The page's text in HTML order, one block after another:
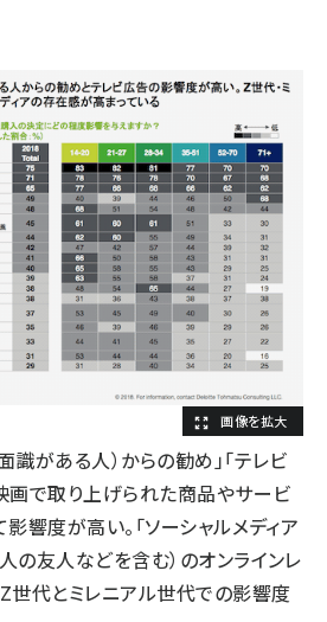
識がある人）からの勧め」「テレビ
画で取り上げられた商品やサービ
響度が高い。「ソーシャルメディア
の友人などを含む）のオンラインレ
世代とミレニアル世代での影響度